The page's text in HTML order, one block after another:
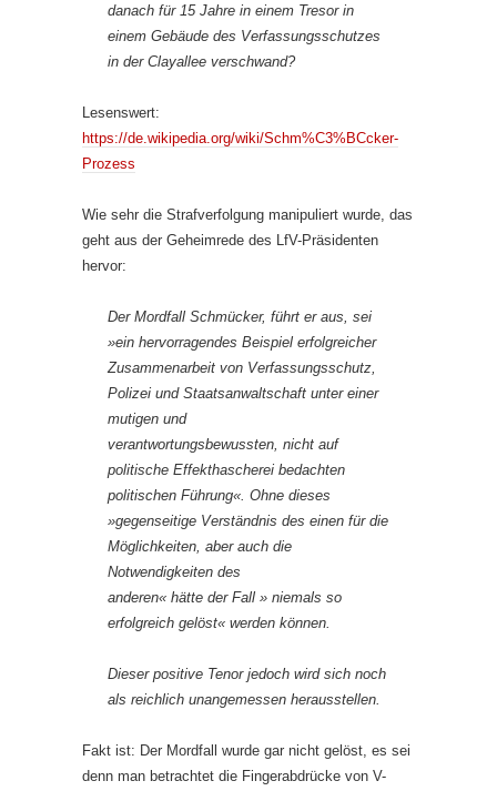
danach für 15 Jahre in einem Tresor in
einem Gebäude des Verfassungsschutzes
in der Clayallee verschwand?
Lesenswert:
https://de.wikipedia.org/wiki/Schm%C3%BCcker-
Prozess
Wie sehr die Strafverfolgung manipuliert wurde, das
geht aus der Geheimrede des LfV-Präsidenten
hervor:
Der Mordfall Schmücker, führt er aus, sei
»ein hervorragendes Beispiel erfolgreicher
Zusammenarbeit von Verfassungsschutz,
Polizei und Staatsanwaltschaft unter einer
mutigen und
verantwortungsbewussten, nicht auf
politische Effekthascherei bedachten
politischen Führung«. Ohne dieses
»gegenseitige Verständnis des einen für die
Möglichkeiten, aber auch die
Notwendigkeiten des
anderen« hätte der Fall » niemals so
erfolgreich gelöst« werden können.
Dieser positive Tenor jedoch wird sich noch
als reichlich unangemessen herausstellen.
Fakt ist: Der Mordfall wurde gar nicht gelöst, es sei
denn man betrachtet die Fingerabdrücke von V-